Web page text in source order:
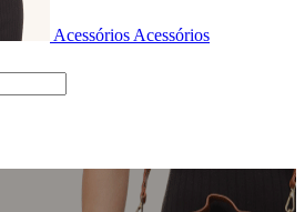
Acessórios Acessórios